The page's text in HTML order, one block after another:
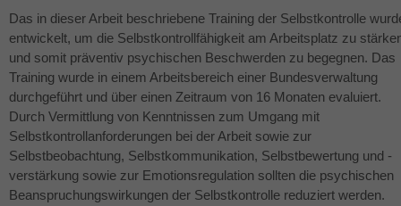
Das in dieser Arbeit beschriebene Training der Selbstkontrolle
entwickelt, um die Selbstkontrollfähigkeit am Arbeitsplatz zu
und somit präventiv psychischen Beschwerden zu begegnen. Das
Training wurde in einem Arbeitsbereich einer Bundesverwaltung
durchgeführt und über einen Zeitraum von 16 Monaten evaluiert.
Durch Vermittlung von Kenntnissen zum Umgang mit
Selbstkontrollanforderungen bei der Arbeit sowie zur
Selbstbeobachtung, Selbstkommunikation, Selbstbewertung und -
verstärkung sowie zur Emotionsregulation sollten die psychischen
Beanspruchungswirkungen der Selbstkontrolle reduziert werden.